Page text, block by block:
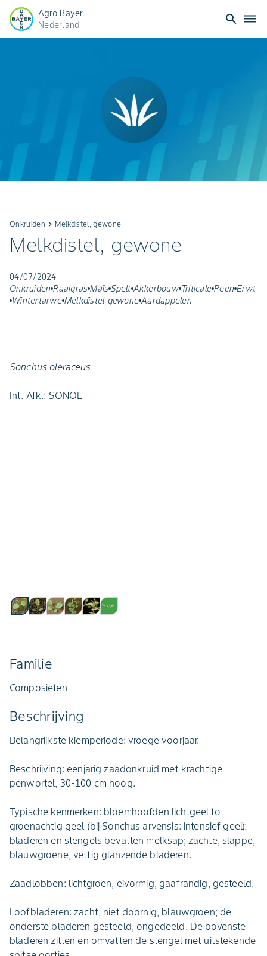
Agro Bayer
Nederland
search dehaze
Onkruiden keyboard_arrow_right Melkdistel, gewone
Melkdistel, gewone
04/07/2024
Onkruiden Raaigras Maïs Spelt Akkerbouw Triticale Peen Erwt
Wintertarwe Melkdistel gewone Aardappelen
Sonchus oleraceus
Int. Afk.: SONOL
Familie
Composieten
Beschrijving
Belangrijkste kiemperiode: vroege voorjaar.
Beschrijving: eenjarig zaadonkruid met krachtige
penwortel, 30-100 cm hoog.
Typische kenmerken: bloemhoofden lichtgeel tot
groenachtig geel (bij Sonchus arvensis: intensief geel);
bladeren en stengels bevatten melksap; zachte, slappe,
blauwgroene, vettig glanzende bladeren.
Zaadlobben: lichtgroen, eivormig, gaafrandig, gesteeld.
Loofbladeren: zacht, niet doornig, blauwgroen; de
onderste bladeren gesteeld, ongedeeld. De bovenste
bladeren zitten en omvatten de stengel met uitstekende